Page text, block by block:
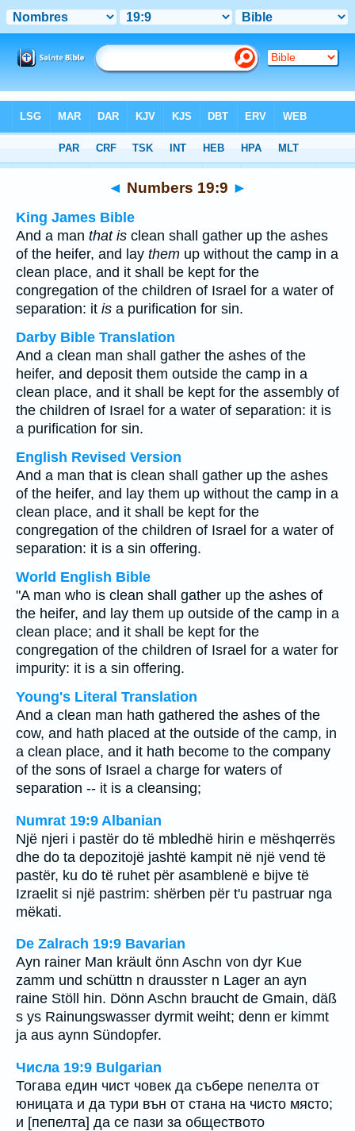
> Numbers 19:9
◄ Numbers 19:9 ►
King James Bible
And a man that is clean shall gather up the ashes
of the heifer, and lay them up without the camp in a
clean place, and it shall be kept for the
congregation of the children of Israel for a water of
separation: it is a purification for sin.
Darby Bible Translation
And a clean man shall gather the ashes of the
heifer, and deposit them outside the camp in a
clean place, and it shall be kept for the assembly of
the children of Israel for a water of separation: it is
a purification for sin.
English Revised Version
And a man that is clean shall gather up the ashes
of the heifer, and lay them up without the camp in a
clean place, and it shall be kept for the
congregation of the children of Israel for a water of
separation: it is a sin offering.
World English Bible
"A man who is clean shall gather up the ashes of
the heifer, and lay them up outside of the camp in a
clean place; and it shall be kept for the
congregation of the children of Israel for a water for
impurity: it is a sin offering.
Young's Literal Translation
And a clean man hath gathered the ashes of the
cow, and hath placed at the outside of the camp, in
a clean place, and it hath become to the company
of the sons of Israel a charge for waters of
separation -- it is a cleansing;
Numrat 19:9 Albanian
Një njeri i pastër do të mbledhë hirin e mëshqerrës
dhe do ta depozitojë jashtë kampit në një vend të
pastër, ku do të ruhet për asamblenë e bijve të
Izraelit si një pastrim: shërben për t'u pastruar nga
mëkati.
De Zalrach 19:9 Bavarian
Ayn rainer Man kräult önn Aschn von dyr Kue
zamm und schüttn n drausster n Lager an ayn
raine Stöll hin. Dönn Aschn braucht de Gmain, däß
s ys Rainungswasser dyrmit weiht; denn er kimmt
ja aus aynn Sündopfer.
Числа 19:9 Bulgarian
Тогава един чист човек да събере пепелта от
юницата и да тури вън от стана на чисто място;
и [пепелта] да се пази за обществото